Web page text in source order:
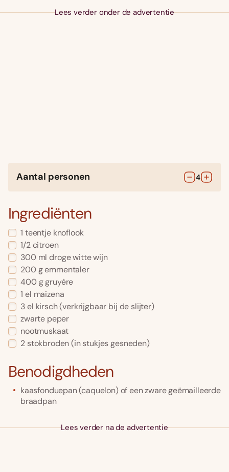
Lees verder onder de advertentie
Aantal personen 4
Ingrediënten
1 teentje knoflook
1/2 citroen
300 ml droge witte wijn
200 gemmentaler
400 ggruyère
1 el maizena
3el kirsch(verkrijgbaar bij de slijter)
zwarte peper
nootmuskaat
2 stokbroden(in stukjes gesneden)
Benodigdheden
kaasfonduepan (caquelon) of een zware geëmailleerde
braadpan
Lees verder na de advertentie